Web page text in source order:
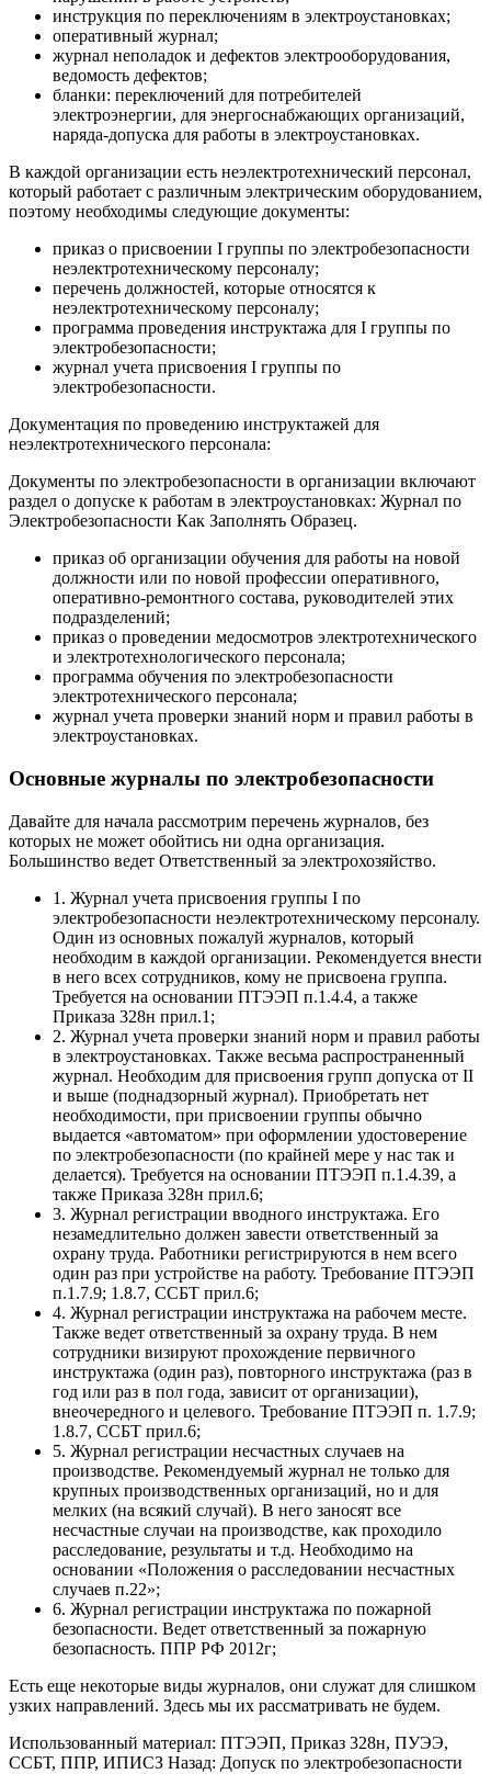
инструкция по переключениям в электроустановках;
оперативный журнал;
журнал неполадок и дефектов электрооборудования,
ведомость дефектов;
бланки: переключений для потребителей
электроэнергии, для энергоснабжающих организаций,
наряда-допуска для работы в электроустановках.
В каждой организации есть неэлектротехнический персонал,
который работает с различным электрическим оборудованием,
поэтому необходимы следующие документы:
приказ о присвоении I группы по электробезопасности
неэлектротехническому персоналу;
перечень должностей, которые относятся к
неэлектротехническому персоналу;
программа проведения инструктажа для I группы по
электробезопасности;
журнал учета присвоения I группы по
электробезопасности.
Документация по проведению инструктажей для
неэлектротехнического персонала:
Документы по электробезопасности в организации включают
раздел о допуске к работам в электроустановках: Журнал по
Электробезопасности Как Заполнять Образец.
приказ об организации обучения для работы на новой
должности или по новой профессии оперативного,
оперативно-ремонтного состава, руководителей этих
подразделений;
приказ о проведении медосмотров электротехнического
и электротехнологического персонала;
программа обучения по электробезопасности
электротехнического персонала;
журнал учета проверки знаний норм и правил работы в
электроустановках.
Основные журналы по электробезопасности
Давайте для начала рассмотрим перечень журналов, без
которых не может обойтись ни одна организация.
Большинство ведет Ответственный за электрохозяйство.
1. Журнал учета присвоения группы I по
электробезопасности неэлектротехническому персоналу.
Один из основных пожалуй журналов, который
необходим в каждой организации. Рекомендуется внести
в него всех сотрудников, кому не присвоена группа.
Требуется на основании ПТЭЭП п.1.4.4, а также
Приказа 328н прил.1;
2. Журнал учета проверки знаний норм и правил работы
в электроустановках. Также весьма распространенный
журнал. Необходим для присвоения групп допуска от II
и выше (поднадзорный журнал). Приобретать нет
необходимости, при присвоении группы обычно
выдается «автоматом» при оформлении удостоверение
по электробезопасности (по крайней мере у нас так и
делается). Требуется на основании ПТЭЭП п.1.4.39, а
также Приказа 328н прил.6;
3. Журнал регистрации вводного инструктажа. Его
незамедлительно должен завести ответственный за
охрану труда. Работники регистрируются в нем всего
один раз при устройстве на работу. Требование ПТЭЭП
п.1.7.9; 1.8.7, ССБТ прил.6;
4. Журнал регистрации инструктажа на рабочем месте.
Также ведет ответственный за охрану труда. В нем
сотрудники визируют прохождение первичного
инструктажа (один раз), повторного инструктажа (раз в
год или раз в пол года, зависит от организации),
внеочередного и целевого. Требование ПТЭЭП п. 1.7.9;
1.8.7, ССБТ прил.6;
5. Журнал регистрации несчастных случаев на
производстве. Рекомендуемый журнал не только для
крупных производственных организаций, но и для
мелких (на всякий случай). В него заносят все
несчастные случаи на производстве, как проходило
расследование, результаты и т.д. Необходимо на
основании «Положения о расследовании несчастных
случаев п.22»;
6. Журнал регистрации инструктажа по пожарной
безопасности. Ведет ответственный за пожарную
безопасность. ППР РФ 2012г;
Есть еще некоторые виды журналов, они служат для слишком
узких направлений. Здесь мы их рассматривать не будем.
Использованный материал: ПТЭЭП, Приказ 328н, ПУЭЭ,
ССБТ, ППР, ИПИСЗ Назад: Допуск по электробезопасности